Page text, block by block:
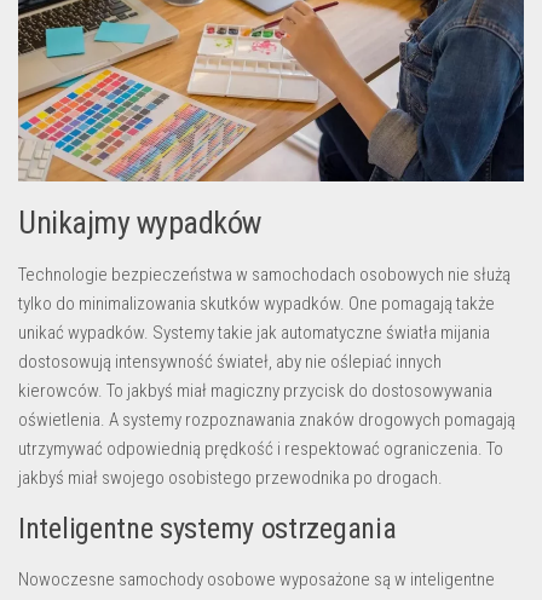
Unikajmy wypadków
Technologie bezpieczeństwa w samochodach osobowych nie służą
tylko do minimalizowania skutków wypadków. One pomagają także
unikać wypadków. Systemy takie jak automatyczne światła mijania
dostosowują intensywność świateł, aby nie oślepiać innych
kierowców. To jakbyś miał magiczny przycisk do dostosowywania
oświetlenia. A systemy rozpoznawania znaków drogowych pomagają
utrzymywać odpowiednią prędkość i respektować ograniczenia. To
jakbyś miał swojego osobistego przewodnika po drogach.
Inteligentne systemy ostrzegania
Nowoczesne samochody osobowe wyposażone są w inteligentne